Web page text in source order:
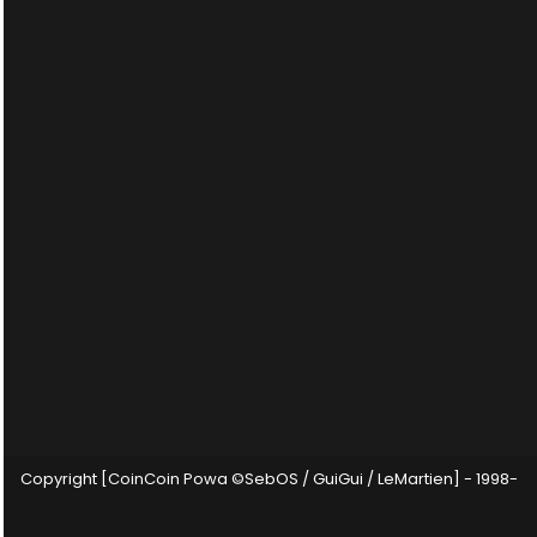
Copyright [CoinCoin Powa ©SebOS / GuiGui / LeMartien] - 1998-